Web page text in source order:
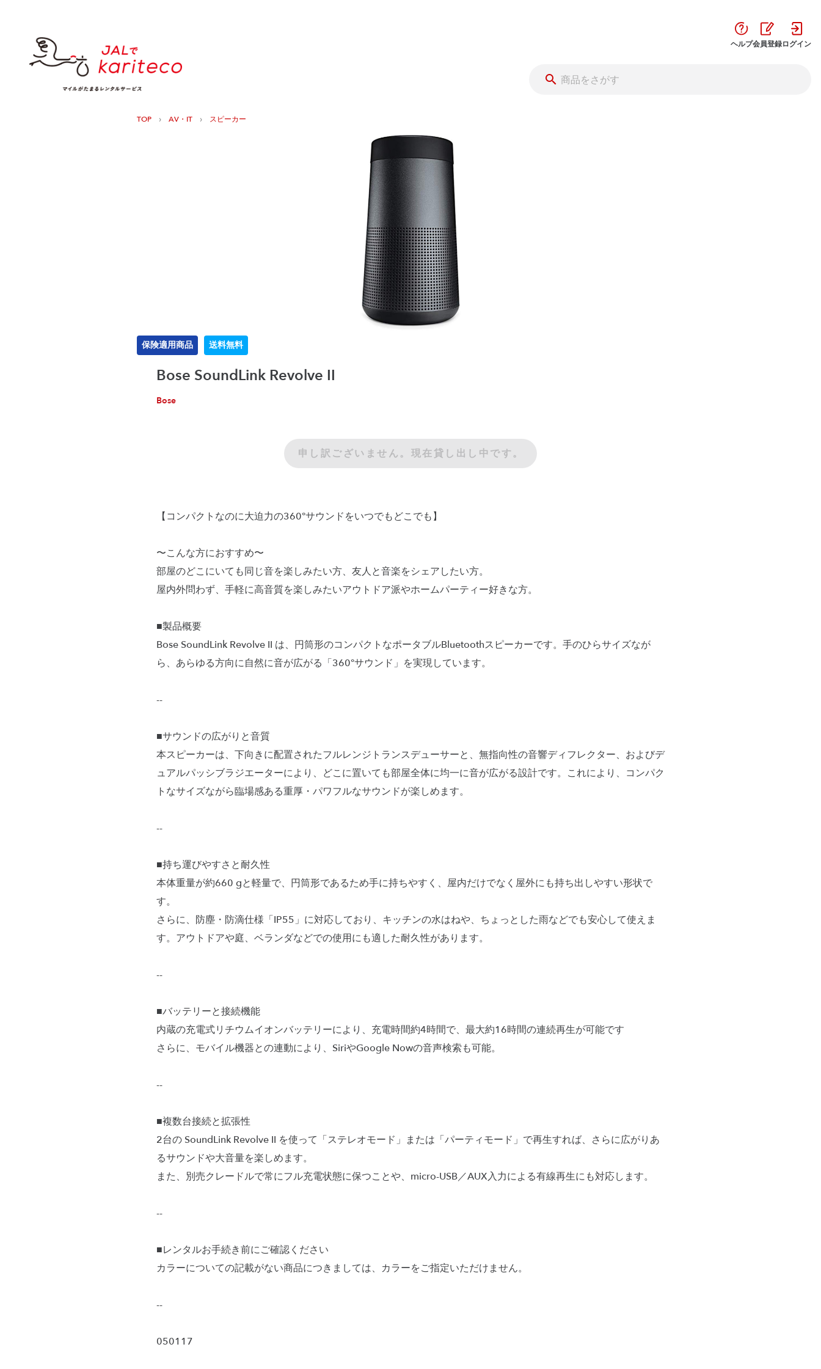
ヘルプ会員登録ログイン
TOP › AV・IT › スピーカー
保険適用商品 送料無料
Bose SoundLink Revolve II
Bose
申し訳ございません。現在貸し出し中です。
【コンパクトなのに大迫力の360°サウンドをいつでもどこでも】
〜こんな方におすすめ〜
部屋のどこにいても同じ音を楽しみたい方、友人と音楽をシェアしたい方。
屋内外問わず、手軽に高音質を楽しみたいアウトドア派やホームパーティー好きな方。
■製品概要
Bose SoundLink Revolve II は、円筒形のコンパクトなポータブルBluetoothスピーカーです。手のひらサイズなが
ら、あらゆる方向に自然に音が広がる「360°サウンド」を実現しています。
--
■サウンドの広がりと音質
本スピーカーは、下向きに配置されたフルレンジトランスデューサーと、無指向性の音響ディフレクター、およびデ
ュアルパッシブラジエーターにより、どこに置いても部屋全体に均一に音が広がる設計です。これにより、コンパク
トなサイズながら臨場感ある重厚・パワフルなサウンドが楽しめます。
--
■持ち運びやすさと耐久性
本体重量が約660 gと軽量で、円筒形であるため手に持ちやすく、屋内だけでなく屋外にも持ち出しやすい形状で
す。
さらに、防塵・防滴仕様「IP55」に対応しており、キッチンの水はねや、ちょっとした雨などでも安心して使えま
す。アウトドアや庭、ベランダなどでの使用にも適した耐久性があります。
--
■バッテリーと接続機能
内蔵の充電式リチウムイオンバッテリーにより、充電時間約4時間で、最大約16時間の連続再生が可能です
さらに、モバイル機器との連動により、SiriやGoogle Nowの音声検索も可能。
--
■複数台接続と拡張性
2台の SoundLink Revolve II を使って「ステレオモード」または「パーティモード」で再生すれば、さらに広がりあ
るサウンドや大音量を楽しめます。
また、別売クレードルで常にフル充電状態に保つことや、micro-USB／AUX入力による有線再生にも対応します。
--
■レンタルお手続き前にご確認ください
カラーについての記載がない商品につきましては、カラーをご指定いただけません。
--
050117